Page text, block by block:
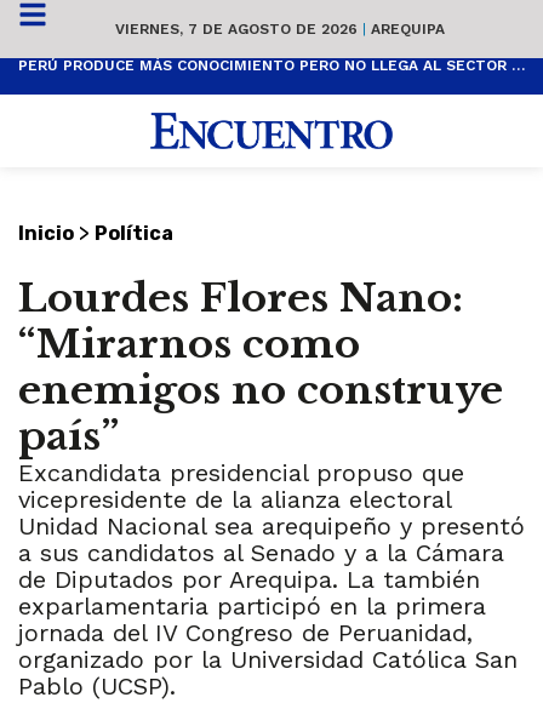
VIERNES, 7 DE AGOSTO DE 2026 | AREQUIPA
PERÚ PRODUCE MÁS CONOCIMIENTO PERO NO LLEGA AL SECTOR PRODUCTIVO
Inicio > Política
Lourdes Flores Nano:
“Mirarnos como
enemigos no construye
país”
Excandidata presidencial propuso que
vicepresidente de la alianza electoral
Unidad Nacional sea arequipeño y presentó
a sus candidatos al Senado y a la Cámara
de Diputados por Arequipa. La también
exparlamentaria participó en la primera
jornada del IV Congreso de Peruanidad,
organizado por la Universidad Católica San
Pablo (UCSP).